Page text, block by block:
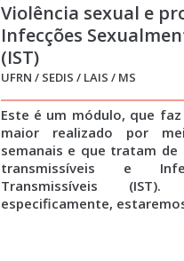
Violência sexual e
Infecções
(IST)
UFRN / SEDIS / LAIS / MS
Este é um módulo, que
maior realizado por
semanais e que tratam
transmissíveis e
Transmissíveis
especificamente,